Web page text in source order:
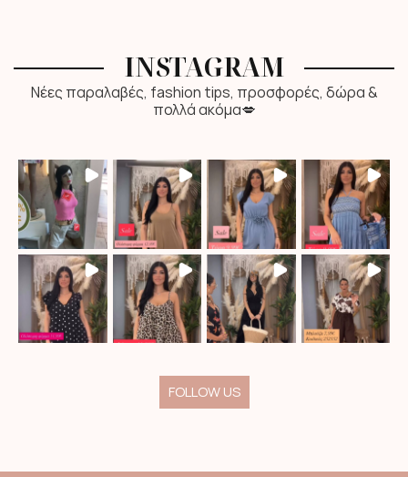
INSTAGRAM
Νέες παραλαβές, fashion tips, προσφορές, δώρα &
πολλά ακόμα💋
FOLLOW US